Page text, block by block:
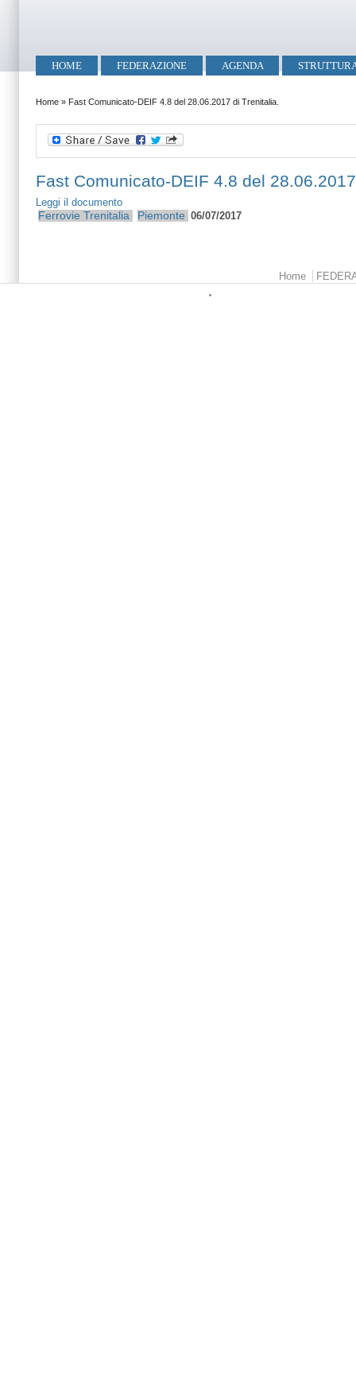
Menu principale
HOME FEDERAZIONE AGENDA
Tu sei qui
Home » Fast Comunicato-DEIF 4.8 del 28.06.2017 di Trenitalia.
Fast Comunicato-DEIF 4.8 del
Leggi il documento
Ferrovie Trenitalia Piemonte 06/07/2017
Home